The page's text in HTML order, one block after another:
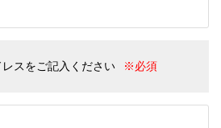
スをご記入ください ※必須